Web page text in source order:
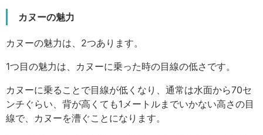
カヌーの魅力
カヌーの魅力は、2つあります。
1つ目の魅力は、カヌーに乗った時の目線の低さです。
カヌーに乗ることで目線が低くなり、通常は水面から70セ
ンチぐらい、背が高くても1メートルまでいかない高さの目
線で、カヌーを漕ぐことになります。